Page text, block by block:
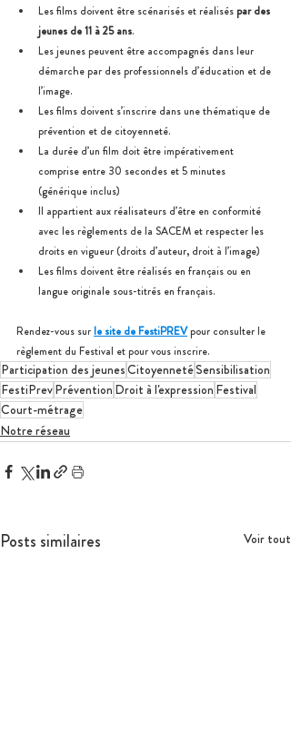
Les films doivent être scénarisés et réalisés par des
jeunes de 11 à 25 ans.
Les jeunes peuvent être accompagnés dans leur
démarche par des professionnels d’éducation et de
l’image.
Les films doivent s’inscrire dans une thématique de
prévention et de citoyenneté.
La durée d’un film doit être impérativement
comprise entre 30 secondes et 5 minutes
(générique inclus)
Il appartient aux réalisateurs d’être en conformité
avec les règlements de la SACEM et respecter les
droits en vigueur (droits d’auteur, droit à l’image)
Les films doivent être réalisés en français ou en
langue originale sous-titrés en français.
Rendez-vous sur le site de FestiPREV pour consulter le
règlement du Festival et pour vous inscrire.
Participation des jeunesCitoyennetéSensibilisation
FestiPrevPrévention Droit à l'expression Festival
Court-métrage
Notre réseau
Posts similaires Voir tout